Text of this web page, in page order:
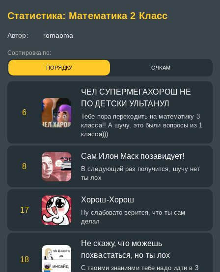
Статистика: Математика 2 Класс
Автор: romaoma
Сортировка по:
ПОРЯДКУ ОЧКАМ
6
ЧЕЛ СУПЕРМЕГАХОРОШ НЕ
ПО ДЕТСКИ УЛЬТАНУЛ
Тебе пора переходить на математику 3
класса!! А шучу, это были вопросы из 1
класса)))
8
Сам Илон Маск позавидует!
В следующий раз получится, шучу нет
ты лох
17
Хорош-Хорош
Ну слабовато верится, что ты сам
делал
18
Не скажу, что можешь
похвастаться, но ты лох
С твоими знаниями тебе надо идти в 3